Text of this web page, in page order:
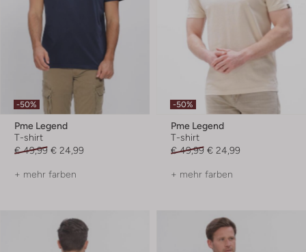
-50%
Pme Legend
T-shirt
€ 49,99 € 24,99
+ mehr farben
-50%
Pme Legend
T-shirt
€ 49,99 € 24,99
+ mehr farben